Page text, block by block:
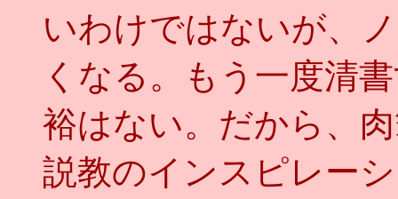
いわけではないが、
くなる。もう一度清
裕はない。だから、
説教のインスピレー